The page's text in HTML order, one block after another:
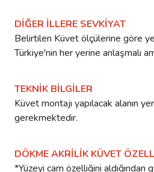
DİĞER İLLERE SEVKİYAT
Belirtilen Küvet ölçülerine göre
Türkiye'nin her yerine anlaşmalı
TEKNİK BİLGİLER
Küvet montajı yapılacak alanın
gerekmektedir.
DÖKME AKRİLİK KÜVET
*Yüzeyi cam özelliğini aldığından